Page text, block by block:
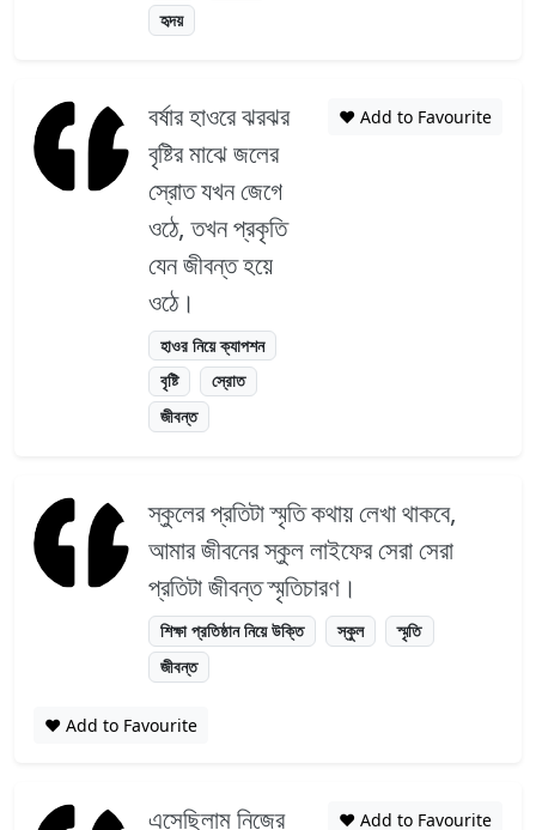
হৃদয়
বর্ষার হাওরে ঝরঝর
বৃষ্টির মাঝে জলের
স্রোত যখন জেগে
ওঠে, তখন প্রকৃতি
যেন জীবন্ত হয়ে
ওঠে।
হাওর নিয়ে ক্যাপশন
বৃষ্টি
স্রোত
জীবন্ত
❤️ Add to Favourite
স্কুলের প্রতিটা স্মৃতি কথায় লেখা থাকবে,
আমার জীবনের স্কুল লাইফের সেরা সেরা
প্রতিটা জীবন্ত স্মৃতিচারণ।
শিক্ষা প্রতিষ্ঠান নিয়ে উক্তি স্কুল
স্মৃতি
জীবন্ত
❤️ Add to Favourite
এসেছিলাম নিজের ❤️ Add to Favourite